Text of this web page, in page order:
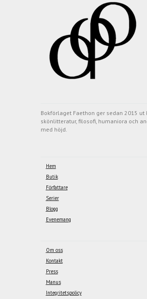
Bokförlaget Faethon ger sedan 2015
skönlitteratur, filosofi, humaniora och
med höjd.
Hem
Butik
Författare
Serier
Blogg
Evenemang
Om oss
Kontakt
Press
Manus
Integritetspolicy